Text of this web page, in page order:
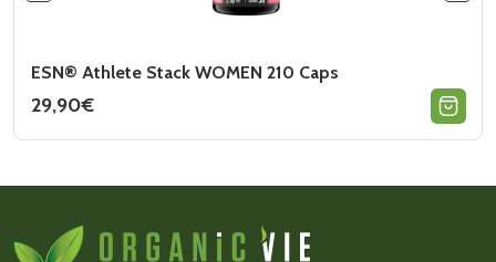
ESN® Athlete Stack WOMEN 210 Caps
29,90€